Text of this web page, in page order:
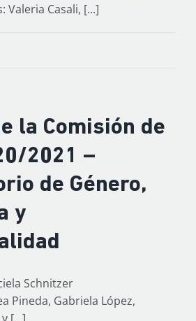
Valeria Casali, [...]
la Comisión de
2021 –
de Género,
y
Schnitzer
Pineda, Gabriela López,
[...]